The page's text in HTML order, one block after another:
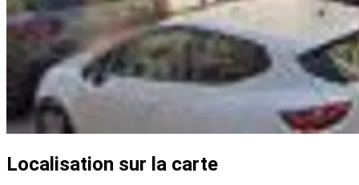
Localisation sur la carte